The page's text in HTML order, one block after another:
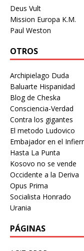
Deus Vult
Mission Europa K.M.
Paul Weston
OTROS
Archipielago Duda
Baluarte Hispanidad
Blog de Cheska
Consciencia-Verdad
Contra los gigantes
El metodo Ludovico
Embajador en el
Hasta La Punta
Kosovo no se vende
Occidente a la Deriva
Opus Prima
Socialista Honrado
Urania
PÁGINAS